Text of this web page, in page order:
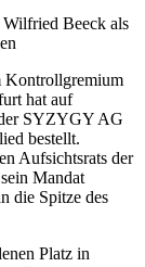
Beeck als
Kontrollgremium
hat auf
der SYZYGY AG
bestellt.
Aufsichtsrats der
Mandat
die Spitze des
Platz in